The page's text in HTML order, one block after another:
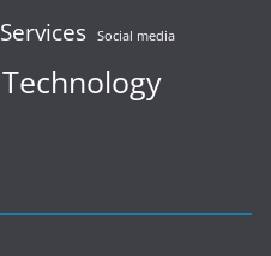
Services Social media
Technology